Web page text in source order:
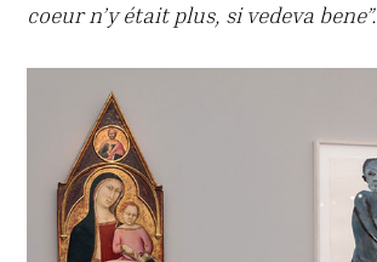
coeur n’y était plus, si vedeva bene”.